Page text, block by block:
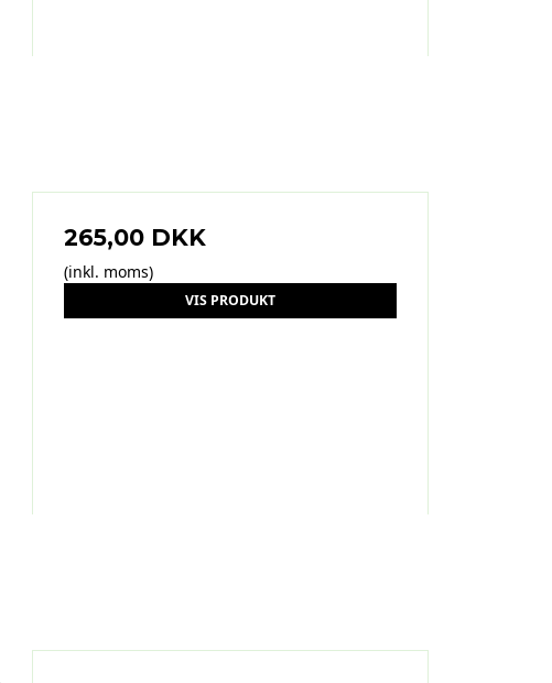
265,00 DKK
(inkl. moms)
VIS PRODUKT